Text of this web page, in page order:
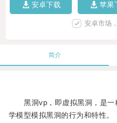
安卓下载 苹果
安卓市场
简介
黑洞vp，即虚拟黑洞，是一
学模型模拟黑洞的行为和特性。